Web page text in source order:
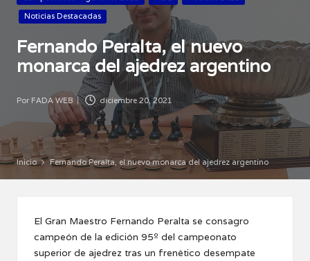
en
Noticias Destacadas
Fernando Peralta, el nuevo
monarca del ajedrez argentino
Publicado
Por FADA WEB diciembre 20, 2021
Inicio Fernando Peralta, el nuevo monarca del ajedrez argentino
El Gran Maestro Fernando Peralta se consagro
campeón de la edición 95º del campeonato
superior de ajedrez tras un frenético desempate